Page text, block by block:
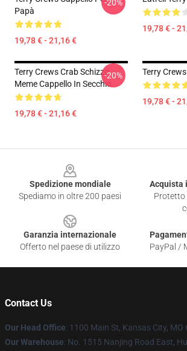
Papà
19,78 € - 21,16 €
-20%
19,78 € -
Terry Crews Crab Schizzo
Meme Cappello In Secchio
19,78 € - 21,16 €
-20% Terry
19,78 € -
Spedizione mondiale
Spediamo in oltre 200 paesi
Acquista
Protetto
Garanzia internazionale
Offerto nel paese di utilizzo
PayPal /
Contact Us
Our Head Office: 1100 Main St, Kansas City, MO
Our Warehouse: No. 1515 Nanjing Road East,